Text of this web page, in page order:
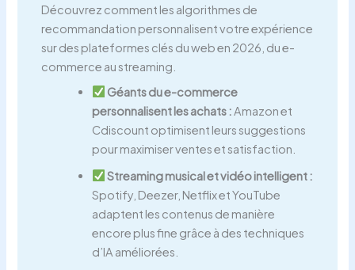
Découvrez comment les algorithmes de
recommandation personnalisent votre expérience
sur des plateformes clés du web en 2026, du e-
commerce au streaming.
Géants du e-commerce
personnalisent les achats :Amazon et
Cdiscount optimisent leurs suggestions
pour maximiser ventes et satisfaction.
Streaming musical et vidéo intelligent :
Spotify, Deezer, Netflix et YouTube
adaptent les contenus de manière
encore plus fine grâce à des techniques
d’IA améliorées.